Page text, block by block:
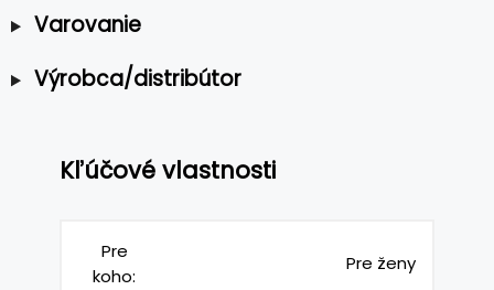
Varovanie
Výrobca/distribútor
Kľúčové vlastnosti
Pre
koho:
Pre ženy